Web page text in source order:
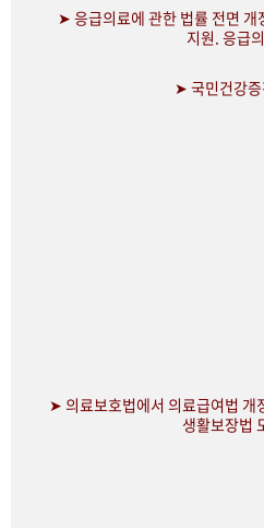
➤ 응급의료에 관한 법률 전면 개
지원. 응급
➤ 국민건강증
➤ 의료보호법에서 의료급여법 개
생활보장법